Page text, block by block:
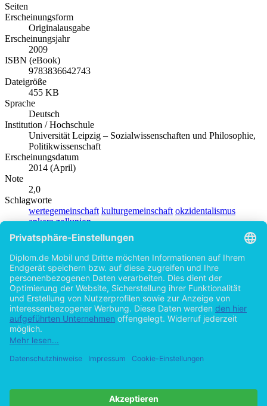
Seiten
Erscheinungsform
Originalausgabe
Erscheinungsjahr
2009
ISBN (eBook)
9783836642743
Dateigröße
455 KB
Sprache
Deutsch
Institution / Hochschule
Universität Leipzig – Sozialwissenschaften und Philosophie,
Politikwissenschaft
Erscheinungsdatum
2014 (April)
Note
2,0
Schlagworte
wertegemeinschaft kulturgemeinschaft okzidentalismus
ankara zollunion
Produktsicherheit
Diplom.de
Autor
Anja Kleine (Autor:in)
Hilfe/FAQ
Impressum
Datenschutz
Vertrag widerrufen
Copyright ©Imprint in der Bedey & Thoms Media GmbH powered